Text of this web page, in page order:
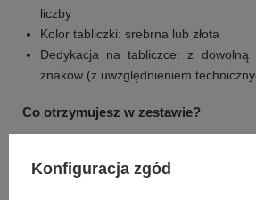
liczby
Kolor tabliczki: srebrna lub złota
Dedykacja na tabliczce: z dowolną
znaków (z uwzględnieniem
Co otrzymujesz w zestawie?
grawer na grzechotce (zegar, imię
Konfiguracja zgód